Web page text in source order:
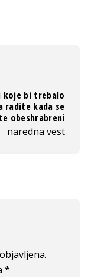
koje bi trebalo
radite kada se
obeshrabreni
naredna vest
*